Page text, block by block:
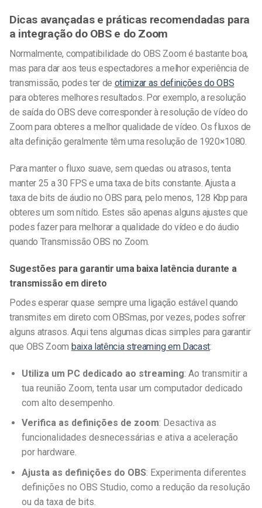
Dicas avançadas e práticas recomendadas para
a integração do OBS e do Zoom
Normalmente, compatibilidade do OBS Zoom é bastante boa,
mas para dar aos teus espectadores a melhor experiência de
transmissão, podes ter de otimizar as definições do OBS
para obteres melhores resultados. Por exemplo, a resolução
de saída do OBS deve corresponder à resolução de vídeo do
Zoom para obteres a melhor qualidade de vídeo. Os fluxos de
alta definição geralmente têm uma resolução de 1920×1080.
Para manter o fluxo suave, sem quedas ou atrasos, tenta
manter 25 a 30 FPS e uma taxa de bits constante. Ajusta a
taxa de bits de áudio no OBS para, pelo menos, 128 Kbp para
obteres um som nítido. Estes são apenas alguns ajustes que
podes fazer para melhorar a qualidade do vídeo e do áudio
quando Transmissão OBS no Zoom.
Sugestões para garantir uma baixa latência durante a
transmissão em direto
Podes esperar quase sempre uma ligação estável quando
transmites em direto com OBSmas, por vezes, podes sofrer
alguns atrasos. Aqui tens algumas dicas simples para garantir
que OBS Zoom baixa latênciastreaming em Dacast:
Utiliza um PC dedicado ao streaming: Ao transmitir a
tua reunião Zoom, tenta usar um computador dedicado
com alto desempenho.
Verifica as definições de zoom: Desactiva as
funcionalidades desnecessárias e ativa a aceleração
por hardware.
Ajusta as definições do OBS: Experimenta diferentes
definições no OBS Studio, como a redução da resolução
ou da taxa de bits.